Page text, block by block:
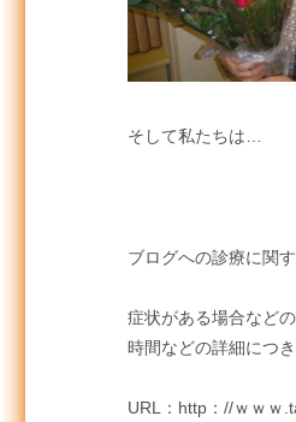
そして私たちは…
ブログへの診療に関
症状がある場合など
時間などの詳細につ
URL：http：//ｗｗｗ